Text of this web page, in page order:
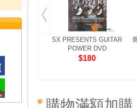
SX PRESENTS GUITAR
POWER DVD
$180